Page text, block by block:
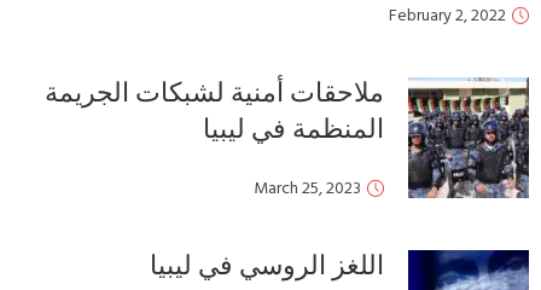
February 2, 2022
ملاحقات أمنية لشبكات الجريمة
المنظمة في ليبيا
March 25, 2023
اللغز الروسي في ليبيا